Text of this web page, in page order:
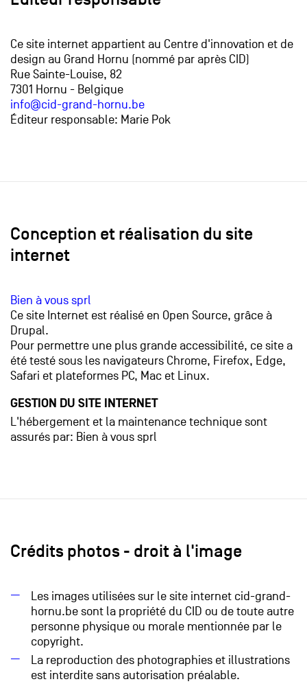
Ce site internet appartient au Centre d'innovation et de
design au Grand Hornu (nommé par après CID)
Rue Sainte-Louise, 82
7301 Hornu - Belgique
info@cid-grand-hornu.be
Éditeur responsable: Marie Pok
Conception et réalisation du site
internet
Bien à vous sprl
Ce site Internet est réalisé en Open Source, grâce à
Drupal.
Pour permettre une plus grande accessibilité, ce site a
été testé sous les navigateurs Chrome, Firefox, Edge,
Safari et plateformes PC, Mac et Linux.
GESTION DU SITE INTERNET
L'hébergement et la maintenance technique sont
assurés par: Bien à vous sprl
Crédits photos - droit à l'image
Les images utilisées sur le site internet cid-grand-
hornu.be sont la propriété du CID ou de toute autre
personne physique ou morale mentionnée par le
copyright.
La reproduction des photographies et illustrations
est interdite sans autorisation préalable.